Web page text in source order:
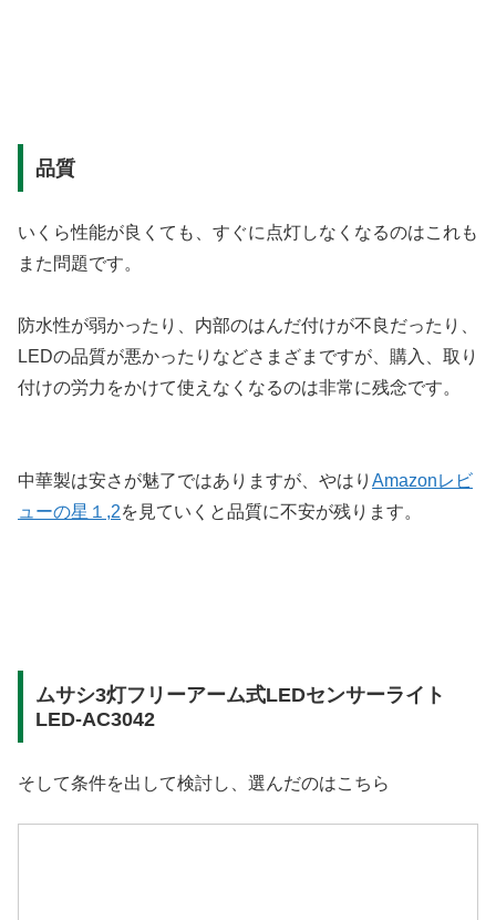
品質
いくら性能が良くても、すぐに点灯しなくなるのはこれも
また問題です。
防水性が弱かったり、内部のはんだ付けが不良だったり、
LEDの品質が悪かったりなどさまざまですが、購入、取り
付けの労力をかけて使えなくなるのは非常に残念です。
中華製は安さが魅了ではありますが、やはり Amazonレビ
ューの星１,2を見ていくと品質に不安が残ります。
ムサシ3灯フリーアーム式LEDセンサーライト
LED-AC3042
そして条件を出して検討し、選んだのはこちら